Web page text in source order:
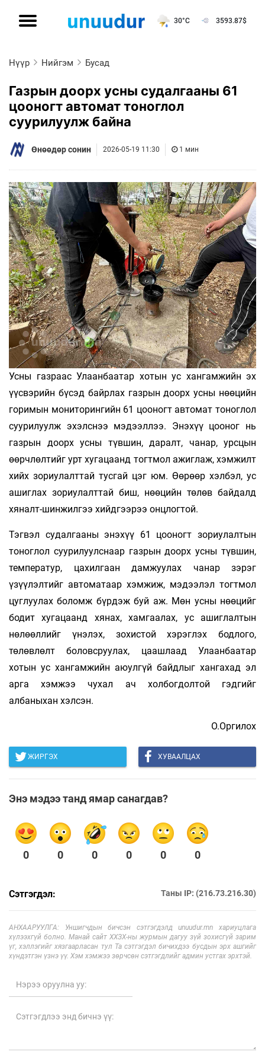
30°C 3593.87$
Нүүр Нийгэм Бусад
Газрын доорх усны судалгааны 61
цооногт автомат тоноглол
суурилуулж байна
Өнөөдөр сонин 2026-05-19 11:30 1 мин
Усны газраас Улаанбаатар хотын ус хангамжийн эх
үүсвэрийн бүсэд байрлах газрын доорх усны нөөцийн
горимын мониторингийн 61 цооногт автомат тоноглол
суурилуулж эхэлснээ мэдээллээ. Энэхүү цооног нь
газрын доорх усны түвшин, даралт, чанар, урсцын
өөрчлөлтийг урт хугацаанд тогтмол ажиглаж, хэмжилт
хийх зориулалттай тусгай цэг юм. Өөрөөр хэлбэл, ус
ашиглах зориулалттай биш, нөөцийн төлөв байдалд
хяналт-шинжилгээ хийдгээрээ онцлогтой.
Тэгвэл судалгааны энэхүү 61 цооногт зориулалтын
тоноглол суурилуулснаар газрын доорх усны түвшин,
температур, цахилгаан дамжуулах чанар зэрэг
үзүүлэлтийг автоматаар хэмжиж, мэдээлэл тогтмол
цуглуулах боломж бүрдэж буй аж. Мөн усны нөөцийг
бодит хугацаанд хянах, хамгаалах, ус ашиглалтын
нөлөөллийг үнэлэх, зохистой хэрэглэх бодлого,
төлөвлөлт боловсруулах, цаашлаад Улаанбаатар
хотын ус хангамжийн аюулгүй байдлыг хангахад эл
арга хэмжээ чухал ач холбогдолтой гэдгийг
албаныхан хэлсэн.
О.Оргилох
ЖИРГЭХ ХУВААЛЦАХ
Энэ мэдээ танд ямар санагдав?
0 0 0 0 0 0
Сэтгэгдэл: Таны IP: (216.73.216.30)
АНХААРУУЛГА: Уншигчдын бичсэн сэтгэгдэлд unuudur.mn хариуцлага
хүлээхгүй болно. Манай сайт ХХЗХ-ны журмын дагуу зүй зохисгүй зарим
үг, хэллэгийг хязгаарласан тул Та сэтгэгдэл бичихдээ бусдын эрх ашгийг
хүндэтгэн үзнэ үү. Хэм хэмжээ зөрчсөн сэтгэгдлийг админ устгах эрхтэй.